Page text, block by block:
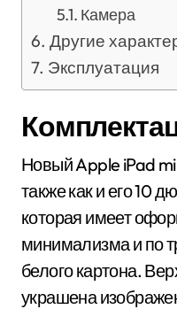
Камера
Другие
Эксплуатация
Новый Apple iPad
также как и его 10
которая имеет
минимализма и по
белого картона.
украшена